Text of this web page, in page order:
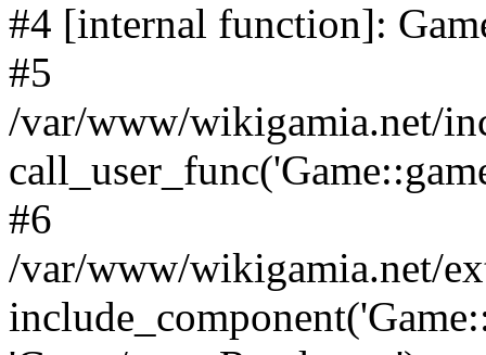
#4 [internal function]:
#5
/var/www/wikigamia.net/
#6
/var/www/wikigamia.net/